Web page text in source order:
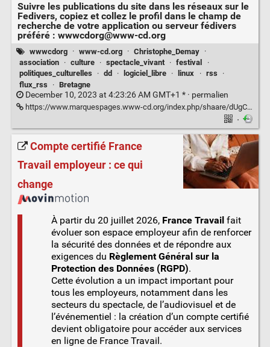
Suivre les publications du site dans les réseaux sur le
Fedivers, copiez et collez le profil dans le champ de
recherche de votre application ou serveur fédivers
préféré : wwwcdorg@www-cd.org
wwwcdorg · www-cd.org · Christophe_Demay ·
association
· culture · spectacle_vivant · festival
·
politiques_culturelles
· dd · logiciel_libre · linux · rss
·
flux_rss
· Bretagne
December 10, 2023 at 4:23:26 AM GMT+1 * · permalien
https://www.marquespages.www-cd.org/index.php/shaare/dUgCxQ
·
Compte certifié France
Travail employeur : ce qui
change
À partir du 20 juillet 2026, France Travailfait
évoluer son espace employeur afin de renforcer
la sécurité des données et de répondre aux
exigences du Règlement Général sur la
Protection des Données (RGPD).
Cette évolution a un impact important pour
tous les employeurs, notamment dans les
secteurs du spectacle, de l’audiovisuel et de
l’événementiel : la création d’un compte certifié
devient obligatoire pour accéder aux services
en ligne de France Travail.